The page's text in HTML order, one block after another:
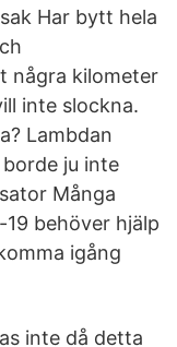
Har bytt hela
några kilometer
inte slockna.
Lambdan
ju inte
Många
behöver hjälp
igång
inte då detta